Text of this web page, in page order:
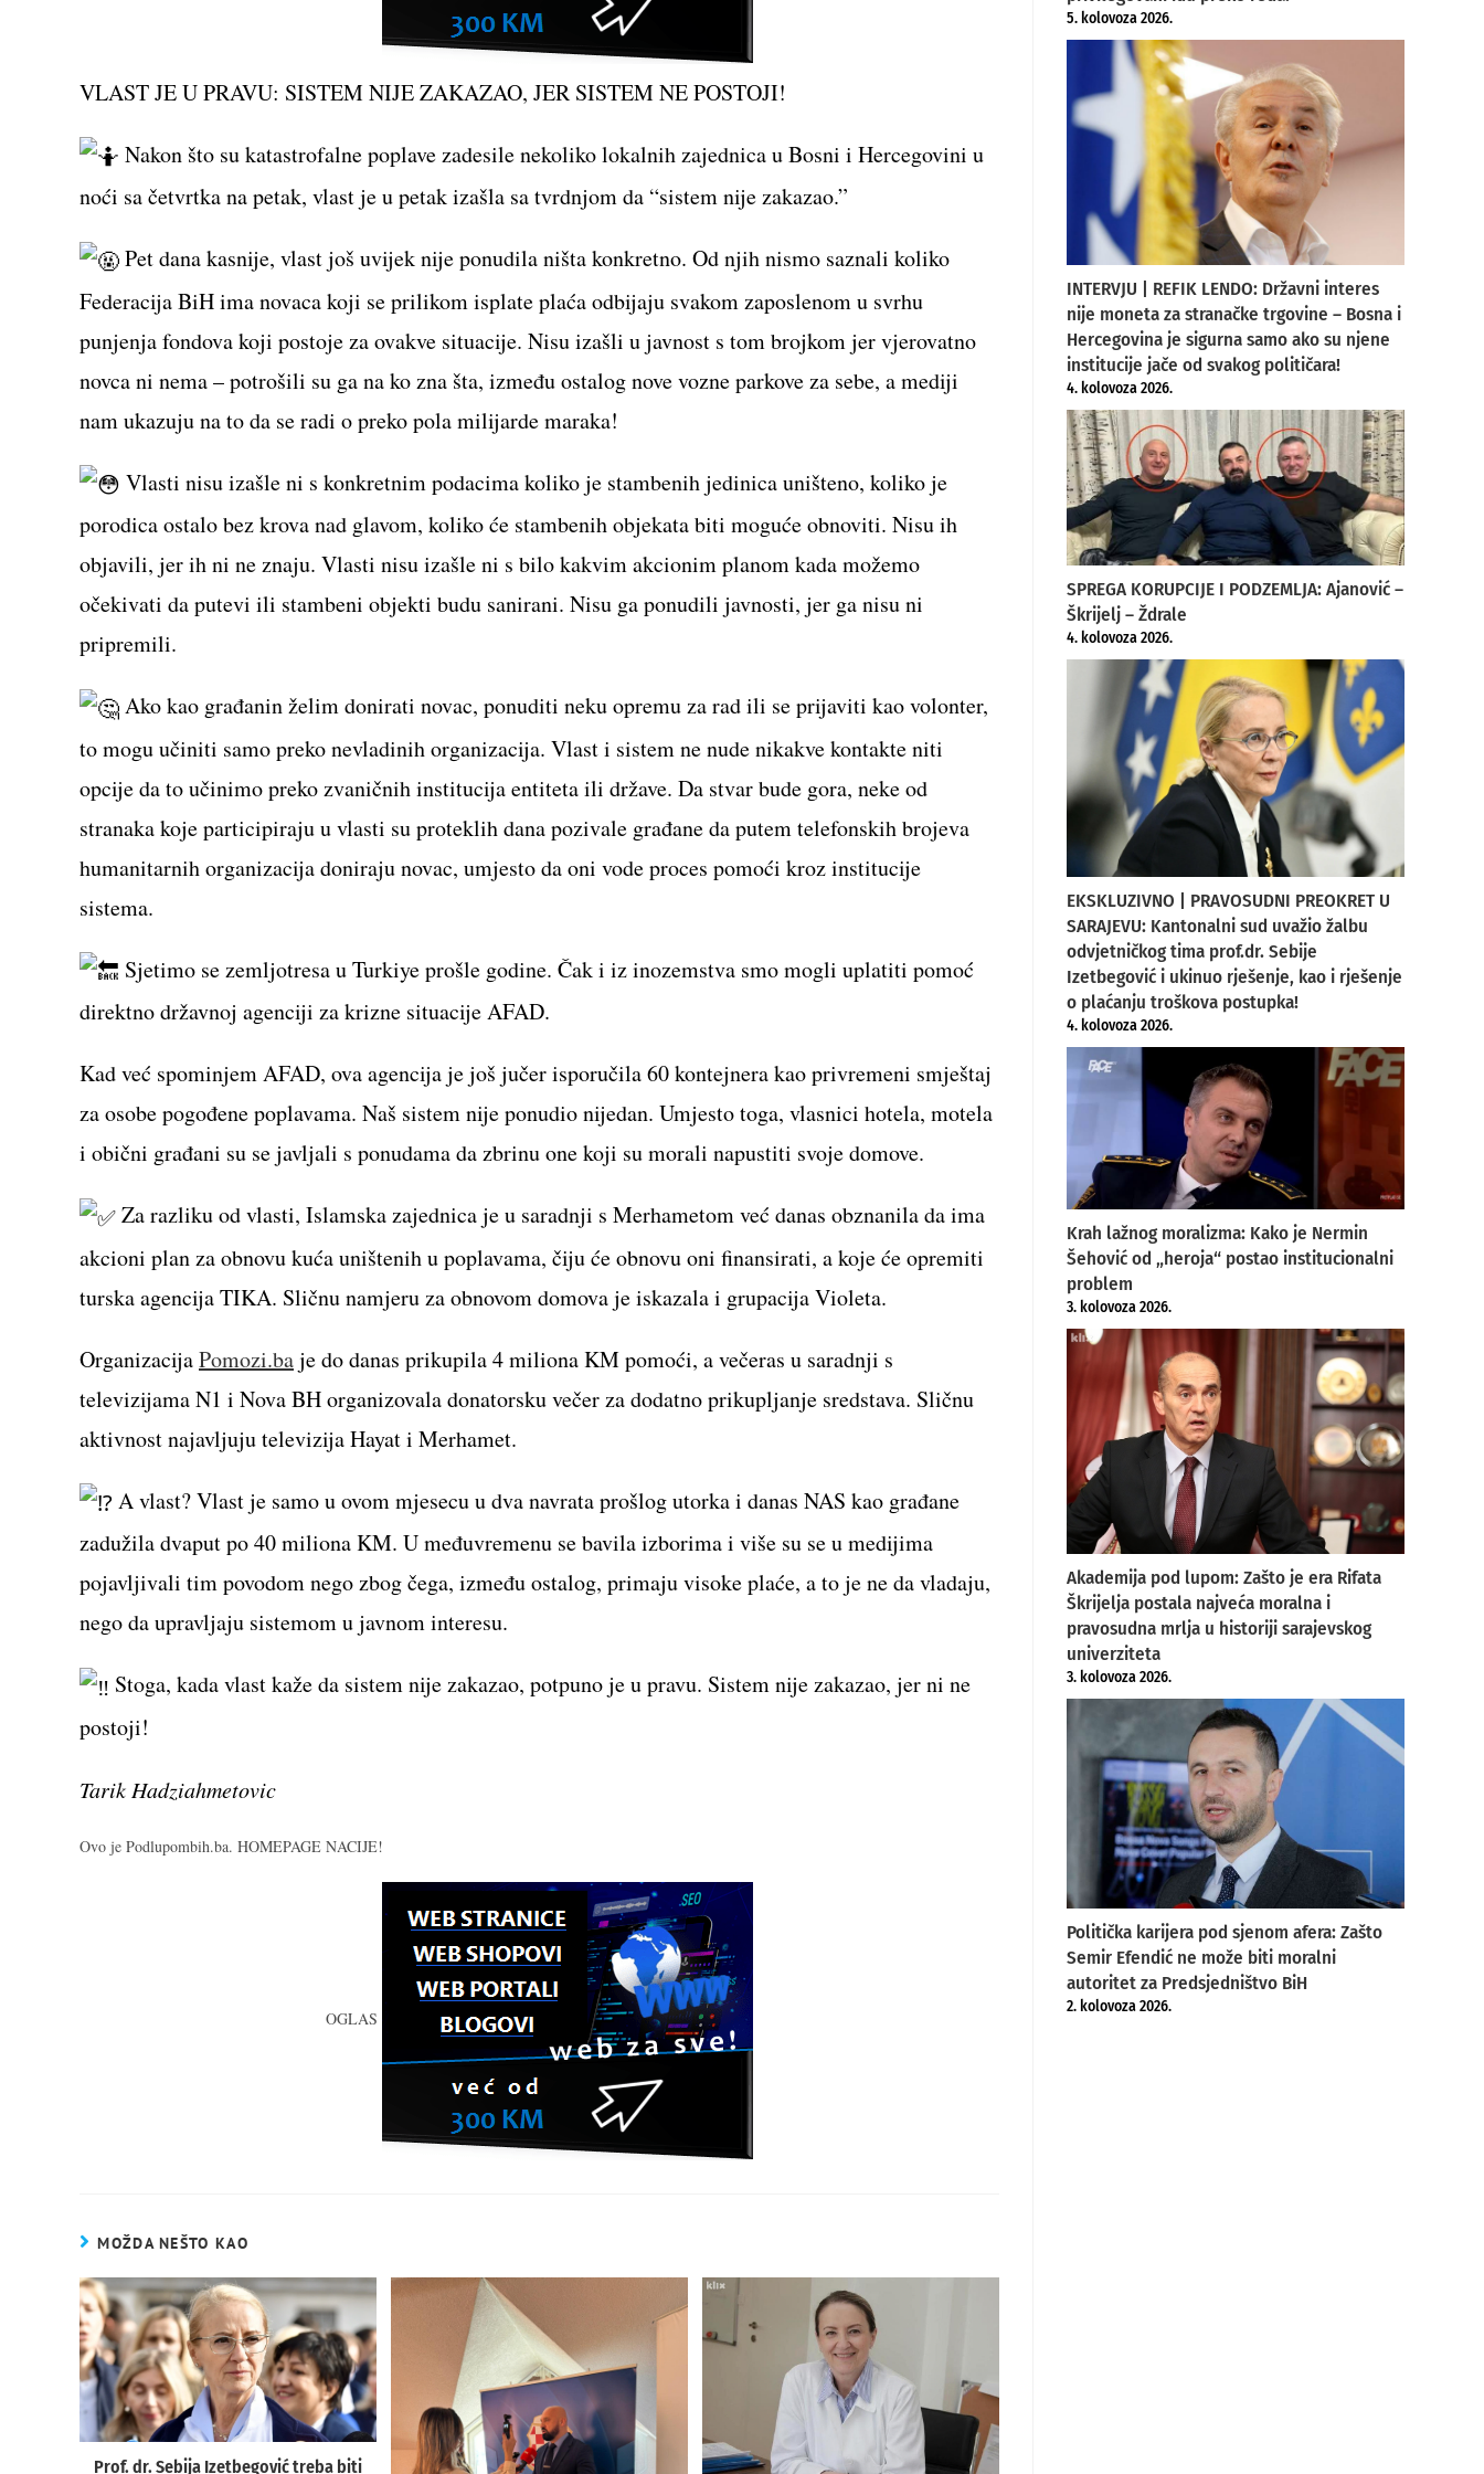
VLAST JE U PRAVU: SISTEM NIJE ZAKAZAO, JER SISTEM NE POSTOJI!
Nakon što su katastrofalne poplave zadesile nekoliko lokalnih zajednica u Bosni i Hercegovini u
noći sa četvrtka na petak, vlast je u petak izašla sa tvrdnjom da “sistem nije zakazao.”
Pet dana kasnije, vlast još uvijek nije ponudila ništa konkretno. Od njih nismo saznali koliko
Federacija BiH ima novaca koji se prilikom isplate plaća odbijaju svakom zaposlenom u svrhu
punjenja fondova koji postoje za ovakve situacije. Nisu izašli u javnost s tom brojkom jer vjerovatno
novca ni nema – potrošili su ga na ko zna šta, između ostalog nove vozne parkove za sebe, a mediji
nam ukazuju na to da se radi o preko pola milijarde maraka!
Vlasti nisu izašle ni s konkretnim podacima koliko je stambenih jedinica uništeno, koliko je
porodica ostalo bez krova nad glavom, koliko će stambenih objekata biti moguće obnoviti. Nisu ih
objavili, jer ih ni ne znaju. Vlasti nisu izašle ni s bilo kakvim akcionim planom kada možemo
očekivati da putevi ili stambeni objekti budu sanirani. Nisu ga ponudili javnosti, jer ga nisu ni
pripremili.
Ako kao građanin želim donirati novac, ponuditi neku opremu za rad ili se prijaviti kao volonter,
to mogu učiniti samo preko nevladinih organizacija. Vlast i sistem ne nude nikakve kontakte niti
opcije da to učinimo preko zvaničnih institucija entiteta ili države. Da stvar bude gora, neke od
stranaka koje participiraju u vlasti su proteklih dana pozivale građane da putem telefonskih brojeva
humanitarnih organizacija doniraju novac, umjesto da oni vode proces pomoći kroz institucije
sistema.
Sjetimo se zemljotresa u Turkiye prošle godine. Čak i iz inozemstva smo mogli uplatiti pomoć
direktno državnoj agenciji za krizne situacije AFAD.
Kad već spominjem AFAD, ova agencija je još jučer isporučila 60 kontejnera kao privremeni smještaj
za osobe pogođene poplavama. Naš sistem nije ponudio nijedan. Umjesto toga, vlasnici hotela, motela
i obični građani su se javljali s ponudama da zbrinu one koji su morali napustiti svoje domove.
Za razliku od vlasti, Islamska zajednica je u saradnji s Merhametom već danas obznanila da ima
akcioni plan za obnovu kuća uništenih u poplavama, čiju će obnovu oni finansirati, a koje će opremiti
turska agencija TIKA. Sličnu namjeru za obnovom domova je iskazala i grupacija Violeta.
OrganizacijaPomozi.baje do danas prikupila 4 miliona KM pomoći, a večeras u saradnji s
televizijama N1 i Nova BH organizovala donatorsku večer za dodatno prikupljanje sredstava. Sličnu
aktivnost najavljuju televizija Hayat i Merhamet.
A vlast? Vlast je samo u ovom mjesecu u dva navrata prošlog utorka i danas NAS kao građane
zadužila dvaput po 40 miliona KM. U međuvremenu se bavila izborima i više su se u medijima
pojavljivali tim povodom nego zbog čega, između ostalog, primaju visoke plaće, a to je ne da vladaju,
nego da upravljaju sistemom u javnom interesu.
Stoga, kada vlast kaže da sistem nije zakazao, potpuno je u pravu. Sistem nije zakazao, jer ni ne
postoji!
Tarik Hadziahmetovic
Ovo je Podlupombih.ba. HOMEPAGE NACIJE!
OGLAS
MOŽDA NEŠTO KAO
Prof. dr. Sebija Izetbegović treba biti
5. kolovoza 2026.
INTERVJU | REFIK LENDO: Državni interes
nije moneta za stranačke trgovine – Bosna i
Hercegovina je sigurna samo ako su njene
institucije jače od svakog političara!
4. kolovoza 2026.
SPREGA KORUPCIJE I PODZEMLJA: Ajanović –
Škrijelj – Ždrale
4. kolovoza 2026.
EKSKLUZIVNO | PRAVOSUDNI PREOKRET U
SARAJEVU: Kantonalni sud uvažio žalbu
odvjetničkog tima prof.dr. Sebije
Izetbegović i ukinuo rješenje, kao i rješenje
o plaćanju troškova postupka!
4. kolovoza 2026.
Krah lažnog moralizma: Kako je Nermin
Šehović od „heroja“ postao institucionalni
problem
3. kolovoza 2026.
Akademija pod lupom: Zašto je era Rifata
Škrijelja postala najveća moralna i
pravosudna mrlja u historiji sarajevskog
univerziteta
3. kolovoza 2026.
Politička karijera pod sjenom afera: Zašto
Semir Efendić ne može biti moralni
autoritet za Predsjedništvo BiH
2. kolovoza 2026.